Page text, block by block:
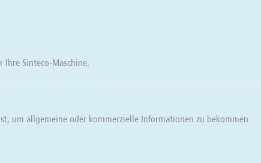
Ihre Sinteco-Maschine.
um allgemeine oder kommerzielle Informationen zu bekommen.